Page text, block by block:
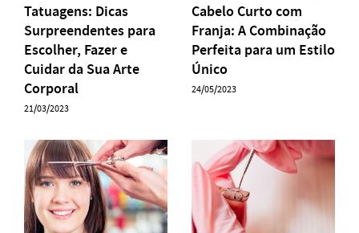
Tatuagens: Dicas
Surpreendentes para
Escolher, Fazer e
Cuidar da Sua Arte
Corporal
21/03/2023
Cabelo Curto com
Franja: A Combinação
Perfeita para um Estilo
Único
24/05/2023